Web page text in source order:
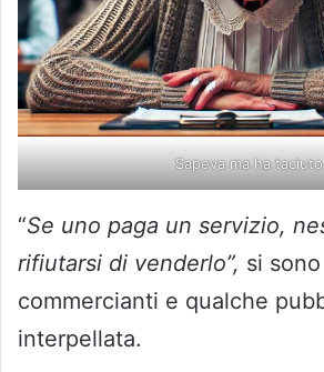
Sapeva ma ha taciuto
“Se uno paga un servizio,
rifiutarsi di venderlo”, si
commercianti e qualche
interpellata.